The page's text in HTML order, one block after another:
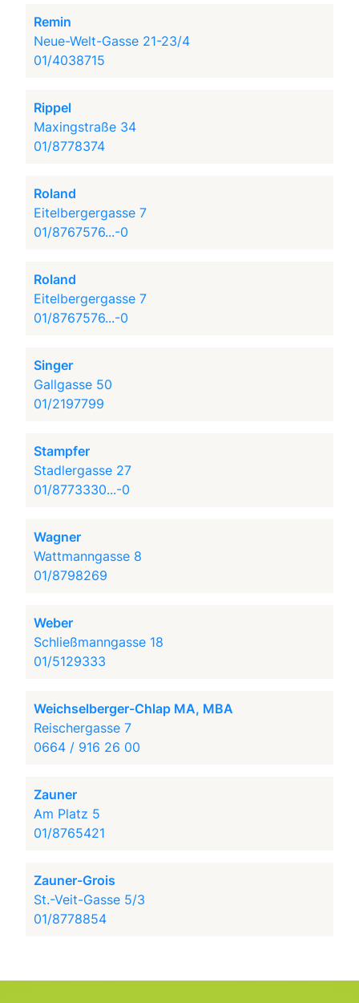
Remin
Neue-Welt-Gasse 21-23/4
01/4038715
Rippel
Maxingstraße 34
01/8778374
Roland
Eitelbergergasse 7
01/8767576...-0
Roland
Eitelbergergasse 7
01/8767576...-0
Singer
Gallgasse 50
01/2197799
Stampfer
Stadlergasse 27
01/8773330...-0
Wagner
Wattmanngasse 8
01/8798269
Weber
Schließmanngasse 18
01/5129333
Weichselberger-Chlap MA, MBA
Reischergasse 7
0664 / 916 26 00
Zauner
Am Platz 5
01/8765421
Zauner-Grois
St.-Veit-Gasse 5/3
01/8778854